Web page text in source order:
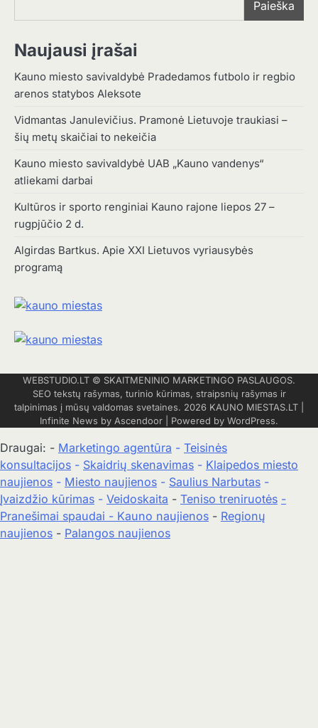
Paieška
Naujausi įrašai
Kauno miesto savivaldybė Pradedamos futbolo ir regbio
arenos statybos Aleksote
Vidmantas Janulevičius. Pramonė Lietuvoje traukiasi –
šių metų skaičiai to nekeičia
Kauno miesto savivaldybė UAB „Kauno vandenys“
atliekami darbai
Kultūros ir sporto renginiai Kauno rajone liepos 27 –
rugpjūčio 2 d.
Algirdas Bartkus. Apie XXI Lietuvos vyriausybės
programą
WEBSTUDIO.LT © SKAITMENINIO MARKETINGO PASLAUGOS.
SEO tekstų rašymas, turinio kūrimas, straipsnių rašymas ir
talpinimas į mūsų valdomas svetaines. 2026 KAUNO MIESTAS.LT
Infinite News by Ascendoor | Powered by WordPress.
Draugai: - Marketingo agentūra - Teisinės
konsultacijos - Skaidrių skenavimas - Klaipedos miesto
naujienos - Miesto naujienos - Saulius Narbutas -
Įvaizdžio kūrimas - Veidoskaita - Teniso treniruotės -
Pranešimai spaudai - Kauno naujienos - Regionų
naujienos - Palangos naujienos